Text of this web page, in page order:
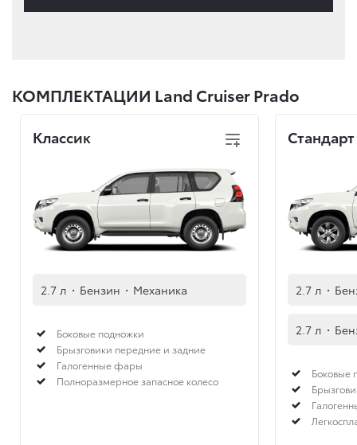
КОМПЛЕКТАЦИИ Land Cruiser Prado
Классик
2.7 л · Бензин · Механика
Боковые подножки
Брызговики передние и задние
Галогенные фары
Полноразмерное запасное колесо
Стандарт
2.7 л ·
2.7 л ·
Боковые